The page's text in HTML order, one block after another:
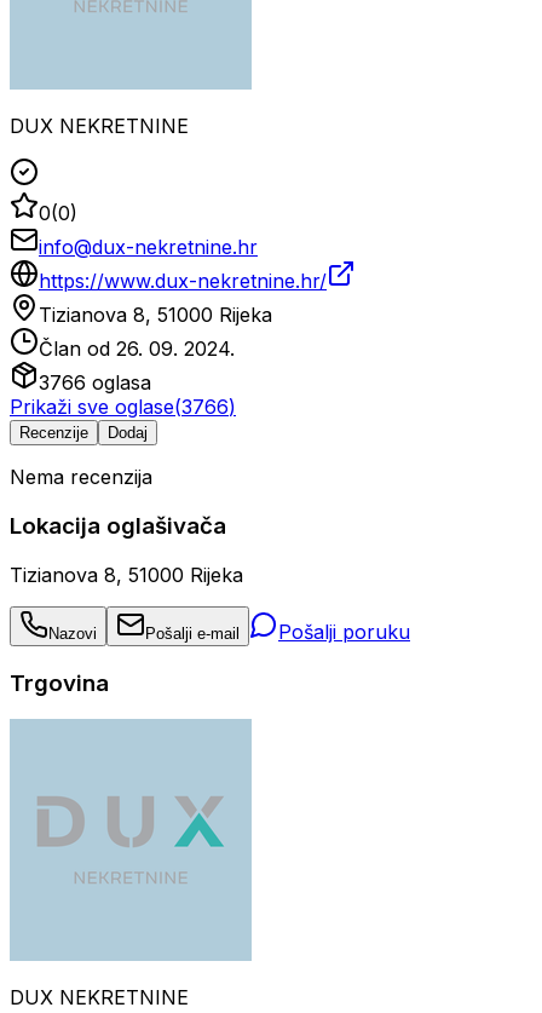
DUX NEKRETNINE
0(0)
info@dux-nekretnine.hr
https://www.dux-nekretnine.hr/
Tizianova 8, 51000 Rijeka
Član od 26. 09. 2024.
3766 oglasa
Prikaži sve oglase(3766)
Recenzije Dodaj
Nema recenzija
Lokacija oglašivača
Tizianova 8, 51000 Rijeka
Nazovi Pošalji e-mail Pošalji poruku
Trgovina
DUX NEKRETNINE